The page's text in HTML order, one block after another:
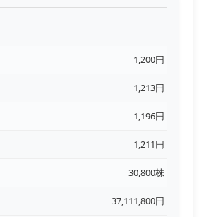
1,200円
1,213円
1,196円
1,211円
30,800株
37,111,800円